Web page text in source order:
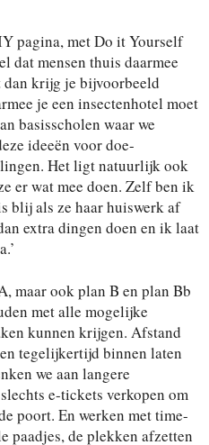
pagina, met Do it Yourself
dat mensen thuis daarmee
dan krijg je bijvoorbeeld
je een insectenhotel moet
basisscholen waar we
ideeën voor doe-
Het ligt natuurlijk ook
er wat mee doen. Zelf ben ik
blij als ze haar huiswerk af
extra dingen doen en ik laat
maar ook plan B en plan Bb
met alle mogelijke
kunnen krijgen. Afstand
tegelijkertijd binnen laten
we aan langere
e-tickets verkopen om
poort. En werken met time-
paadjes, de plekken afzetten